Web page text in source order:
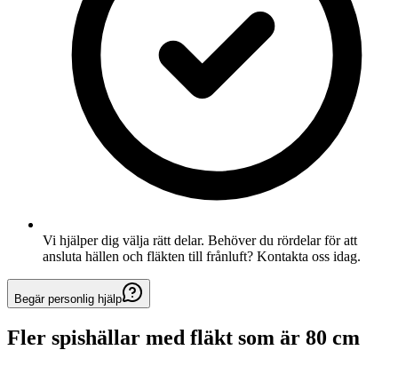
Vi hjälper dig välja rätt delar. Behöver du rördelar för att
ansluta hällen och fläkten till frånluft? Kontakta oss idag.
Begär personlig hjälp
Fler spishällar med fläkt som är 80 cm